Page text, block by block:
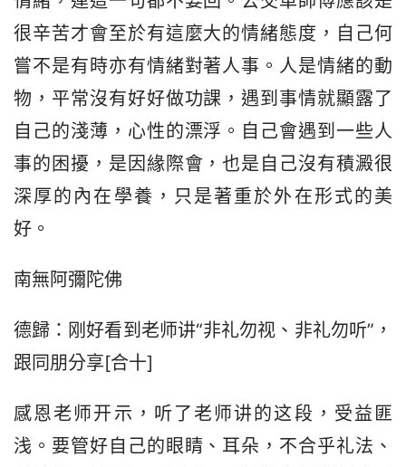
很辛苦才會至於有這麼大的情緒態度，自己何
嘗不是有時亦有情緒對著人事。人是情緒的動
物，平常沒有好好做功課，遇到事情就顯露了
自己的淺薄，心性的漂浮。自己會遇到一些人
事的困擾，是因緣際會，也是自己沒有積澱很
深厚的內在學養，只是著重於外在形式的美
好。
南無阿彌陀佛
德歸：刚好看到老师讲“非礼勿视、非礼勿听”，
跟同朋分享[合十]
感恩老师开示，听了老师讲的这段，受益匪
浅。要管好自己的眼睛、耳朵，不合乎礼法、